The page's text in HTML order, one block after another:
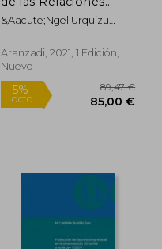
Comerciales Entre
China y España
(Monografía)
&Aacute;Ngel Urquizu
Aranzadi, 2021, 1 Edición,
Nuevo